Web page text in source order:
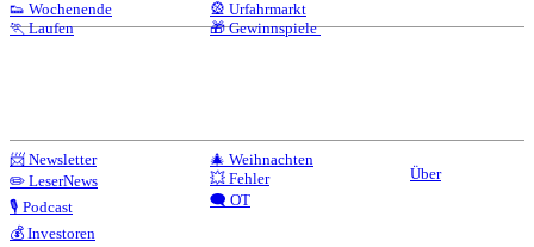
👟 Wochenende
🏃 Laufen
🎡 Urfahrmarkt
🎁 Gewinnspiele
📨 Newsletter
✏️ LeserNews
🎙️ Podcast
💰 Investoren
🎄 Weihnachten
💥 Fehler
🗨️ OT
Über